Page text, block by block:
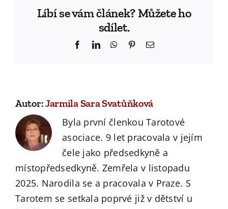
Líbí se vám článek? Můžete ho
sdílet.
FacebookLinkedInWhatsApp
PinterestEmail
Autor:Jarmila Sara Svatůňková
Byla první členkou Tarotové
asociace. 9 let pracovala v jejím
čele jako předsedkyně a
místopředsedkyně. Zemřela v listopadu
2025. Narodila se a pracovala v Praze. S
Tarotem se setkala poprvé již v dětství u